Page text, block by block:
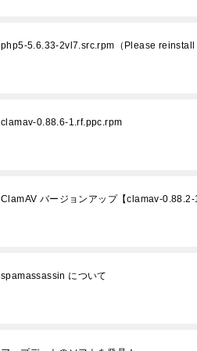
php5-5.6.33-2vl7.src.rpm（Please reinstall
clamav-0.88.6-1.rf.ppc.rpm
ClamAV バージョンアップ【clamav-0.88.2-
spamassassin について